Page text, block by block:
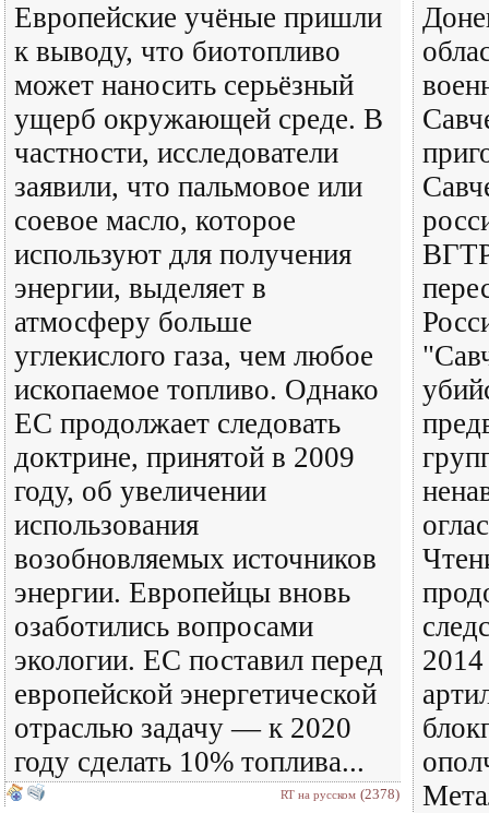
Европейские учёные пришли
к выводу, что биотопливо
может наносить серьёзный
ущерб окружающей среде. В
частности, исследователи
заявили, что пальмовое или
соевое масло, которое
используют для получения
энергии, выделяет в
атмосферу больше
углекислого газа, чем любое
ископаемое топливо. Однако
ЕС продолжает следовать
доктрине, принятой в 2009
году, об увеличении
использования
возобновляемых источников
энергии. Европейцы вновь
озаботились вопросами
экологии. ЕС поставил перед
европейской энергетической
отраслью задачу — к 2020
году сделать 10% топлива...
RT на русском (2378)
2014